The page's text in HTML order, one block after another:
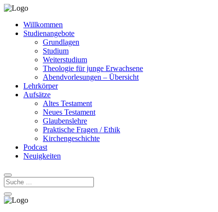
Willkommen
Studienangebote
Grundlagen
Studium
Weiterstudium
Theologie für junge Erwachsene
Abendvorlesungen – Übersicht
Lehrkörper
Aufsätze
Altes Testament
Neues Testament
Glaubenslehre
Praktische Fragen / Ethik
Kirchengeschichte
Podcast
Neuigkeiten